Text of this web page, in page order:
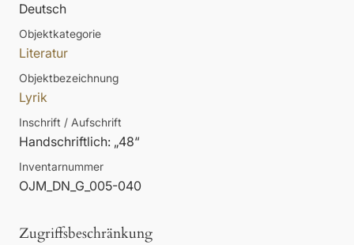
Deutsch
Objektkategorie
Literatur
Objektbezeichnung
Lyrik
Inschrift / Aufschrift
Handschriftlich: „48“
Inventarnummer
OJM_DN_G_005-040
Zugriffsbeschränkung